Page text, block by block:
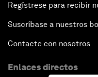
Regístrese para recibir
Suscríbase a nuestros
Contacte con nosotros
Enlaces directos